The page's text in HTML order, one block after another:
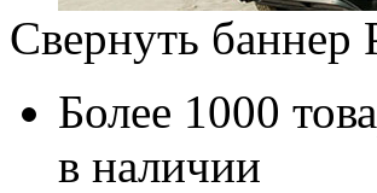
Свернуть баннер
Более 1000
в наличии